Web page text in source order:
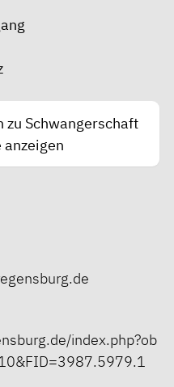
Schwangerschaft
anzeigen
index.php?ob